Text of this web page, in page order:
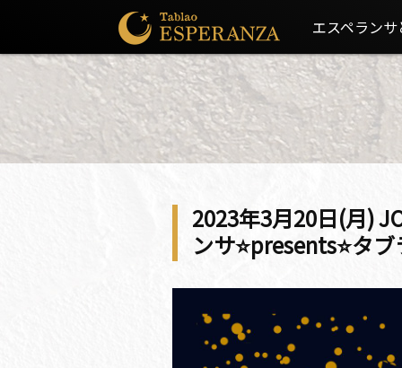
エスペラン
2023年3月20日(月)
ンサ⭐️presents⭐️タ